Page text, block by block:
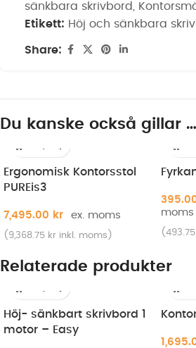
sänkbara skrivbord
Etikett: Höj och sänkbara
Share:
Du kanske också gillar …
Ergonomisk Kontorsstol
PUREis3
7,495.00 kr
( 9,368.75 kr inkl. moms) (493.75
Relaterade produkter
Höj- sänkbart skrivbord 1
motor – Easy